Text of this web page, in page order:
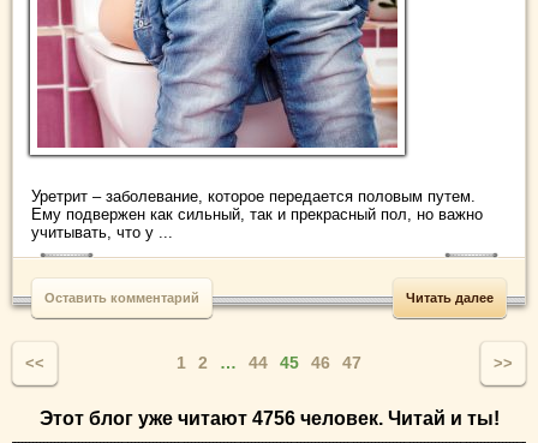
Уретрит – заболевание, которое передается половым путем.
Ему подвержен как сильный, так и прекрасный пол, но важно
учитывать, что у ...
Читать далее
Оставить комментарий
<< 1 2 … 44 45 46 47 >>
Этот блог уже читают 4756 человек. Читай и ты!